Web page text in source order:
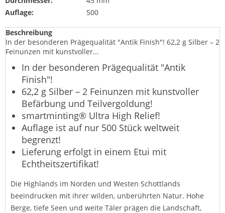
Auflage:
500
Beschreibung
In der besonderen Prägequalität "Antik Finish"! 62,2 g Silber – 2
Feinunzen mit kunstvoller...
In der besonderen Prägequalität "Antik
Finish"!
62,2 g Silber – 2 Feinunzen mit kunstvoller
Befärbung und Teilvergoldung!
smartminting® Ultra High Relief!
Auflage ist auf nur 500 Stück weltweit
begrenzt!
Lieferung erfolgt in einem Etui mit
Echtheitszertifikat!
Die Highlands im Norden und Westen Schottlands
beeindrucken mit ihrer wilden, unberührten Natur. Hohe
Berge, tiefe Seen und weite Täler prägen die Landschaft,